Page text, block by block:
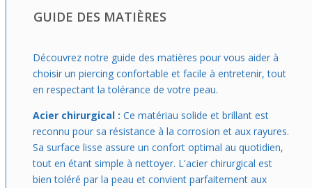
GUIDE DES MATIÈRES
Découvrez notre guide des matières pour vous aider à
choisir un piercing confortable et facile à entretenir, tout
en respectant la tolérance de votre peau.
Acier chirurgical : Ce matériau solide et brillant est
reconnu pour sa résistance à la corrosion et aux rayures.
Sa surface lisse assure un confort optimal au quotidien,
tout en étant simple à nettoyer. L'acier chirurgical est
bien toléré par la peau et convient parfaitement aux